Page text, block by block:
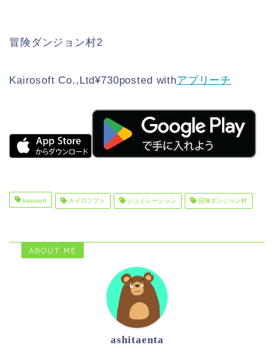
冒険ダンジョン村2
Kairosoft Co.,Ltd¥730posted withアプリーチ
kairosoft カイロソフト シュミレーション 冒険ダンジョン村
ABOUT ME
ashitaenta